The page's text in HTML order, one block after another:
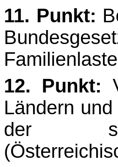
11. Punkt:
12. Punkt:
Ländern
der